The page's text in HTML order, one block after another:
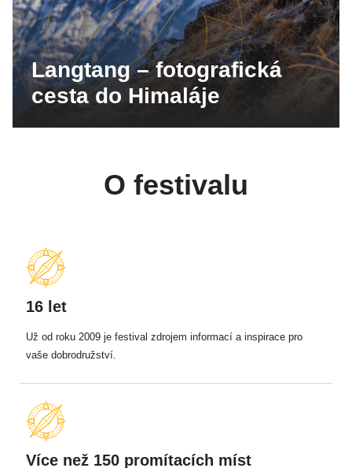
Langtang – fotografická
cesta do Himaláje
O festivalu
16 let
Už od roku 2009 je festival zdrojem informací a inspirace pro
vaše dobrodružství.
Více než 150 promítacích míst